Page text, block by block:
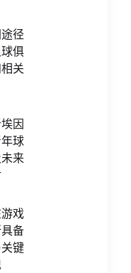
径
俱
关
因
球
来
戏
备
键